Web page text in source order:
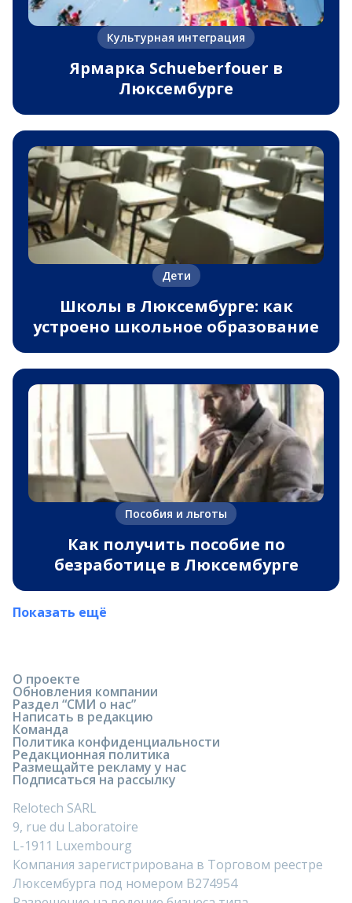
Культурная интеграция
Ярмарка Schueberfouer в
Люксембурге
Дети
Школы в Люксембурге: как
устроено школьное образование
Пособия и льготы
Как получить пособие по
безработице в Люксембурге
Показать ещё
О проекте
Обновления компании
Раздел “СМИ о нас”
Написать в редакцию
Команда
Политика конфиденциальности
Редакционная политика
Размещайте рекламу у нас
Подписаться на рассылку
Relotech SARL
9, rue du Laboratoire
L-1911 Luxembourg
Компания зарегистрирована в Торговом реестре
Люксембурга под номером B274954